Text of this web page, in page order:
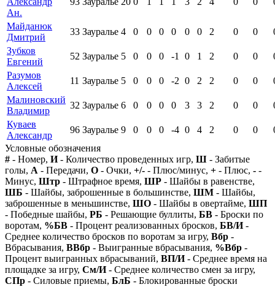
Ан.
Майданюк
Дмитрий
33 Зауралье 4 0 0 0 0 0 0 2 0 0
Зубков
Евгений
52 Зауралье 5 0 0 0 -1 0 1 2 0 0
Разумов
Алексей
11 Зауралье 5 0 0 0 -2 0 2 2 0 0
Малиновский
Владимир
32 Зауралье 6 0 0 0 0 3 3 2 0 0
Куваев
Александр
96 Зауралье 9 0 0 0 -4 0 4 2 0 0
Условные обозначения
# - Номер, И- Количество проведенных игр, Ш - Забитые
голы, А - Передачи, О - Очки, +/- - Плюс/минус, + - Плюс, - -
Минус, Штр - Штрафное время, ШР - Шайбы в равенстве,
ШБ - Шайбы, заброшенные в большинстве, ШМ - Шайбы,
заброшенные в меньшинстве, ШО - Шайбы в овертайме, ШП
- Победные шайбы, РБ - Решающие буллиты, БВ - Броски по
воротам, %БВ - Процент реализованных бросков, БВ/И-
Среднее количество бросков по воротам за игру, Вбр -
Вбрасывания, ВВбр - Выигранные вбрасывания, %Вбр -
Процент выигранных вбрасываний, ВП/И- Среднее время на
площадке за игру, См/И- Среднее количество смен за игру,
СПр - Силовые приемы, БлБ - Блокированные броски